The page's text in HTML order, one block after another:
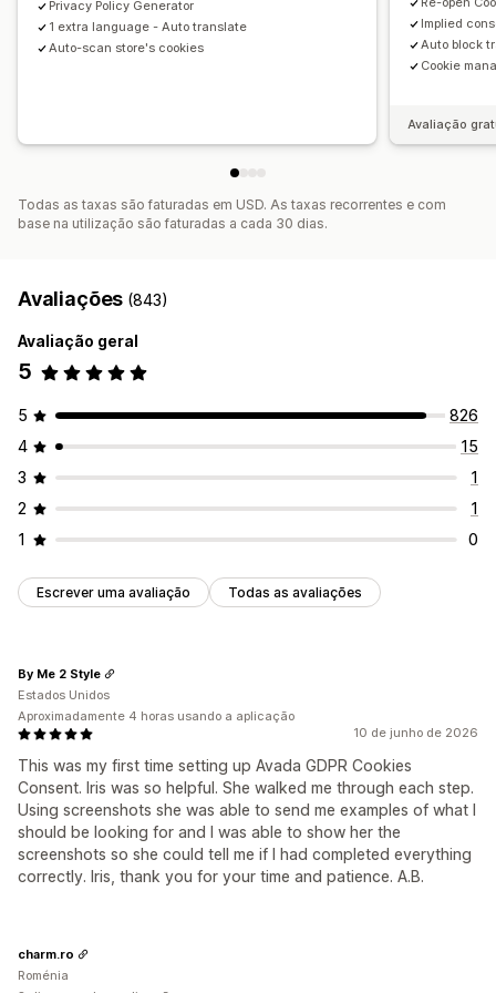
Privacy Policy Generator
1 extra language - Auto translate
Auto-scan store's cookies
Implied
Auto block
Cookie
Avaliação
Todas as taxas são faturadas em USD. As taxas recorrentes e com
base na utilização são faturadas a cada 30 dias.
Avaliações (843)
Avaliação geral
5
5
826
4
15
3
1
2
1
1
0
Escrever uma avaliação Todas as avaliações
10 de junho de 2026
This was my first time setting up Avada GDPR Cookies
Consent. Iris was so helpful. She walked me through each step.
Using screenshots she was able to send me examples of what I
should be looking for and I was able to show her the
screenshots so she could tell me if I had completed everything
correctly. Iris, thank you for your time and patience. A.B.
By Me 2 Style
Estados Unidos
Aproximadamente 4 horas usando a aplicação
charm.ro
Roménia